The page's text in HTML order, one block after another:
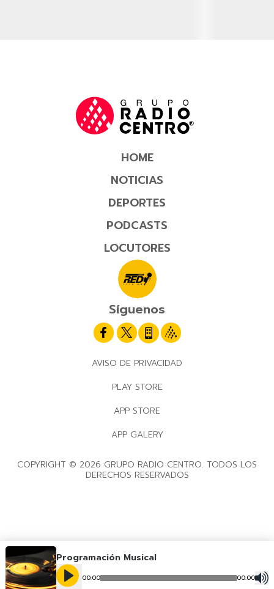
HOME
NOTICIAS
DEPORTES
PODCASTS
LOCUTORES
Síguenos
AVISO DE PRIVACIDAD
PLAY STORE
APP STORE
APP GALERY
COPYRIGHT © 2026 GRUPO RADIO CENTRO. TODOS LOS
DERECHOS RESERVADOS
Programación Musical
00:00 00:00